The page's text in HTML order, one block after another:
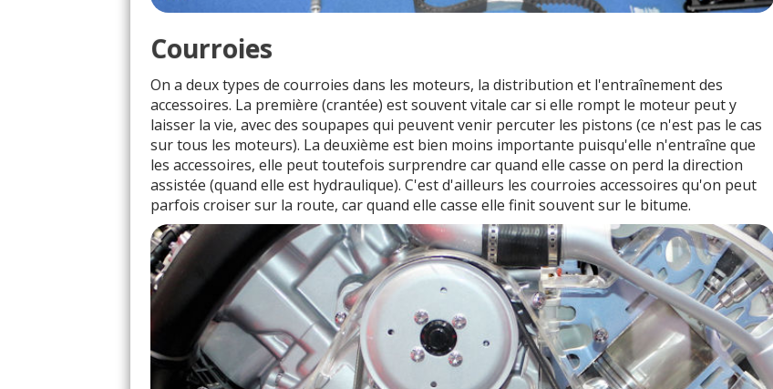
Courroies
On a deux types de courroies dans les moteurs, la distribution et l'entraînement des
accessoires. La première (crantée) est souvent vitale car si elle rompt le moteur peut y
laisser la vie, avec des soupapes qui peuvent venir percuter les pistons (ce n'est pas le cas
sur tous les moteurs). La deuxième est bien moins importante puisqu'elle n'entraîne que
les accessoires, elle peut toutefois surprendre car quand elle casse on perd la direction
assistée (quand elle est hydraulique). C'est d'ailleurs les courroies accessoires qu'on peut
parfois croiser sur la route, car quand elle casse elle finit souvent sur le bitume.